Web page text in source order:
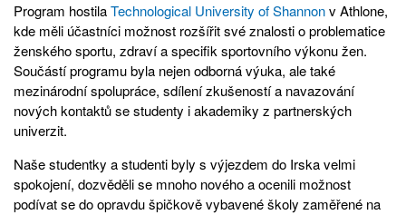
Program hostilaTechnological University of Shannonv Athlone,
kde měli účastníci možnost rozšířit své znalosti o problematice
ženského sportu, zdraví a specifik sportovního výkonu žen.
Součástí programu byla nejen odborná výuka, ale také
mezinárodní spolupráce, sdílení zkušeností a navazování
nových kontaktů se studenty i akademiky z partnerských
univerzit.
Naše studentky a studenti byly s výjezdem do Irska velmi
spokojení, dozvěděli se mnoho nového a ocenili možnost
podívat se do opravdu špičkově vybavené školy zaměřené na